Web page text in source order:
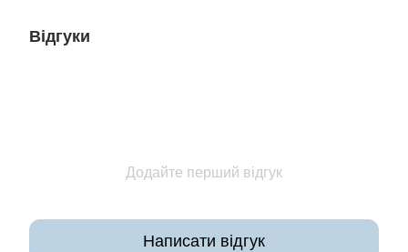
Відгуки
Додайте перший відгук
Написати відгук